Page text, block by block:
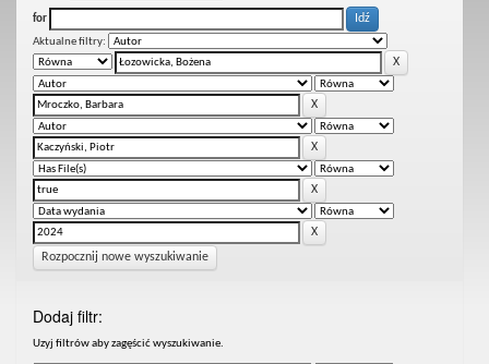
for
Aktualne filtry:
Rozpocznij nowe wyszukiwanie
Dodaj filtr:
Uzyj filtrów aby zagęścić wyszukiwanie.